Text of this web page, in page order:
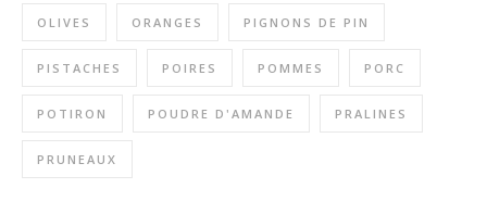
OLIVES ORANGES PIGNONS DE PIN
PISTACHES POIRES POMMES PORC
POTIRON POUDRE D'AMANDE PRALINES
PRUNEAUX